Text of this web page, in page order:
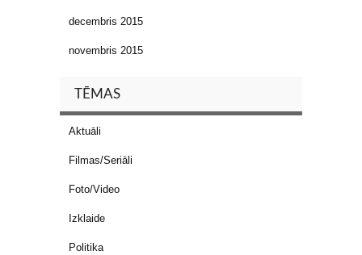
decembris 2015
novembris 2015
TĒMAS
Aktuāli
Filmas/Seriāli
Foto/Video
Izklaide
Politika